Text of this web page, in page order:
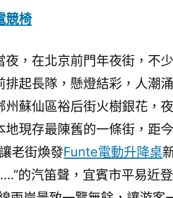
競椅
夜，在北京前門年夜街，不
起長隊，懸燈結彩，人潮
蘇仙區裕后街火樹銀花，
地現存最陳舊的一條街，距
老街煥發Funte電動升降桌
的汽笛聲，宜賓市平易近登